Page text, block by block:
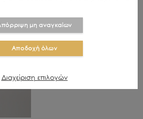
μη αναγκαίων
Αποδοχή όλων
Διαχείριση επιλογών